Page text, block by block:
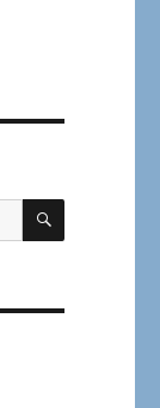
SUCHEN